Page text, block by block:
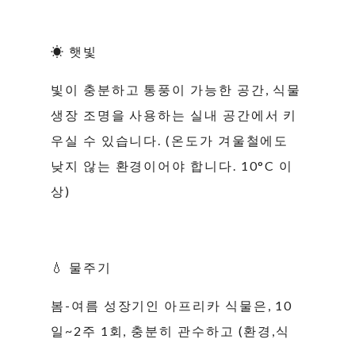
☀ 햇빛
빛이 충분하고 통풍이 가능한 공간, 식물
생장 조명을 사용하는 실내 공간에서 키
우실 수 있습니다. (온도가 겨울철에도
낮지 않는 환경이어야 합니다. 10°C 이
상)
💧 물주기
봄-여름 성장기인 아프리카 식물은, 10
일~2주 1회, 충분히 관수하고 (환경,식